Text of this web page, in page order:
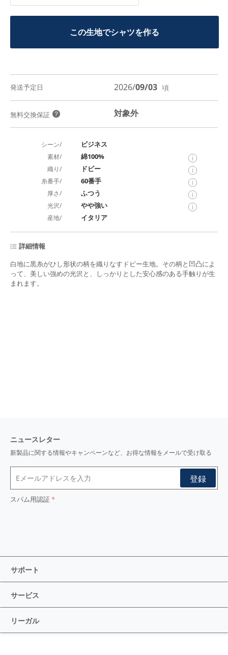
この生地でシャツを作る
発送予定日 2026/09/03 頃
無料交換保証 ？ 対象外
シーン/ ビジネス
素材/ 綿100% i
織り/ ドビー i
糸番手/ 60番手 i
厚さ/ ふつう i
光沢/ やや強い i
産地/ イタリア
詳細情報
白地に黒糸がひし形状の柄を織りなすドビー生地。その柄と凹凸によ
って、美しい強めの光沢と、しっかりとした安心感のある手触りが生
まれます。
ニュースレター
新製品に関する情報やキャンペーンなど、お得な情報をメールで受け取る
スパム用認証
サポート
サービス
リーガル